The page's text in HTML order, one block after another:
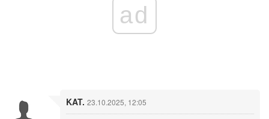
ad
KAT. 23.10.2025, 12:05